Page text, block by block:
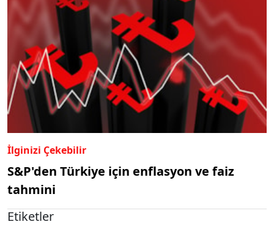
İlginizi Çekebilir
S&P'den Türkiye için enflasyon ve faiz
tahmini
Etiketler